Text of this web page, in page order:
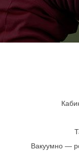
Вакуумно —